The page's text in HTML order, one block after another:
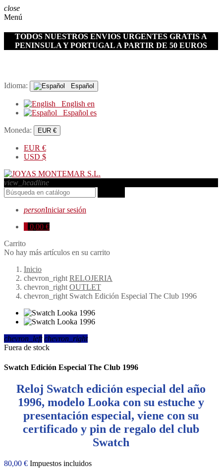
close
Menú
TODOS NUESTROS ENVIOS URGENTES GRATIS A
PENINSULA Y PORTUGAL A PARTIR DE 50 EUROS
Idioma: Español
English en
Español es
Moneda: EUR €
EUR €
USD $
view_headline
personIniciar sesión
0,00 €
Carrito
No hay más artículos en su carrito
Inicio
chevron_right RELOJERIA
chevron_right OUTLET
chevron_right Swatch Edición Especial The Club 1996
chevron_left chevron_right
Fuera de stock
Swatch Edición Especial The Club 1996
Reloj Swatch edición especial del año
1996, modelo Looka con su estuche y
presentación especial, viene con su
certificado y pin de regalo del club
Swatch
80,00 € Impuestos incluidos